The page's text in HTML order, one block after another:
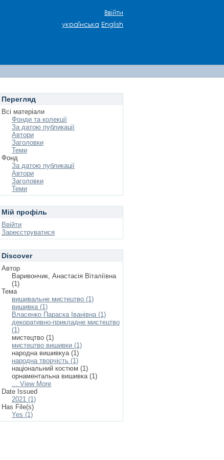
Ввійти
українська English
Перегляд
Всі матеріали
Фонди та колекції
За датою публикації
Автори
Заголовки
Теми
Фонд
За датою публикації
Автори
Заголовки
Теми
Мій профіль
Ввійти
Зареєструватися
Discover
Автор
Варивончик, Анастасія Віталіївна
(1)
Тема
вишивальне мистецтво (1)
вишивка (1)
Власенко Параска Іванівна (1)
декоративно-прикладне мистецтво
(1)
мистецтво (1)
мистецтво вишивки (1)
народна вишивкуа (1)
народна творчість (1)
національний костюм (1)
орнаментальна вишивка (1)
... View More
Date Issued
2021 (1)
Has File(s)
Yes (1)